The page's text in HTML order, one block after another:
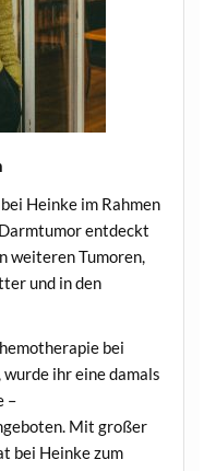
Heinke im Rahmen
entdeckt
weiteren Tumoren,
und in den
bei
ihr eine damals
–
Mit großer
bei Heinke zum